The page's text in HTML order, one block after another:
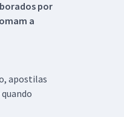
por
a
apostilas